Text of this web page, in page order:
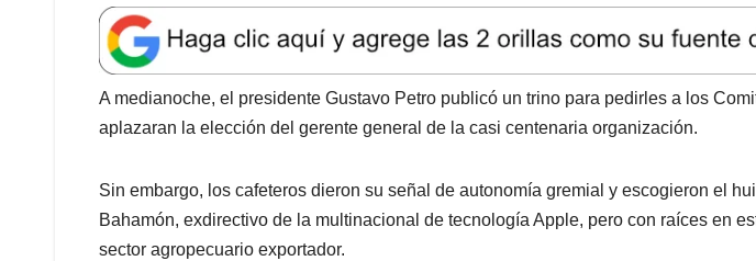
a
t
s
A
p
e
b
o
o
k
e
d
I
l
e
a
d
s
A medianoche, el presidente Gustavo Petro publicó un trino para pedirles a los
aplazaran la elección del gerente general de la casi centenaria organización.
Sin embargo, los cafeteros dieron su señal de autonomía gremial y escogieron el
Bahamón, exdirectivo de la multinacional de tecnología Apple, pero con raíces en
sector agropecuario exportador.